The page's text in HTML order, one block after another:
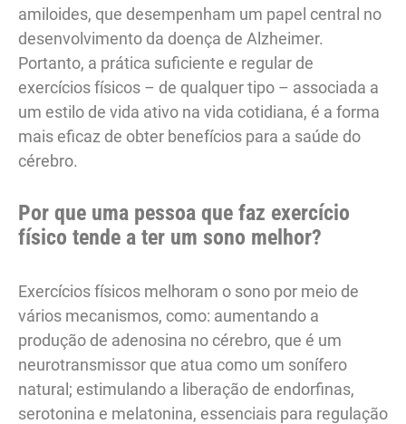
amiloides, que desempenham um papel central no
desenvolvimento da doença de Alzheimer.
Portanto, a prática suficiente e regular de
exercícios físicos – de qualquer tipo – associada a
um estilo de vida ativo na vida cotidiana, é a forma
mais eficaz de obter benefícios para a saúde do
cérebro.
Por que uma pessoa que faz exercício
físico tende a ter um sono melhor?
Exercícios físicos melhoram o sono por meio de
vários mecanismos, como: aumentando a
produção de adenosina no cérebro, que é um
neurotransmissor que atua como um sonífero
natural; estimulando a liberação de endorfinas,
serotonina e melatonina, essenciais para regulação